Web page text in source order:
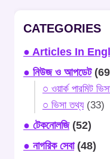
CATEGORIES
● Articles In
● নিউজ ও আপডেট
○ ওয়ার্ক পারমিট
○ ভিসা তথ্য(33)
● টেকনোলজি(52)
● নাগরিক সেবা(48)